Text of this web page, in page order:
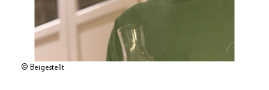
© Beigestellt